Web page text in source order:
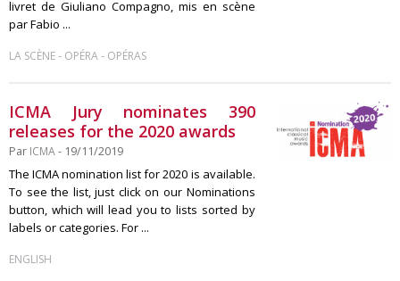
livret de Giuliano Compagno, mis en scène
par Fabio ...
LA SCÈNE- OPÉRA- OPÉRAS
ICMA Jury nominates 390
releases for the 2020 awards
Par ICMA- 19/11/2019
The ICMA nomination list for 2020 is available.
To see the list, just click on our Nominations
button, which will lead you to lists sorted by
labels or categories. For ...
ENGLISH